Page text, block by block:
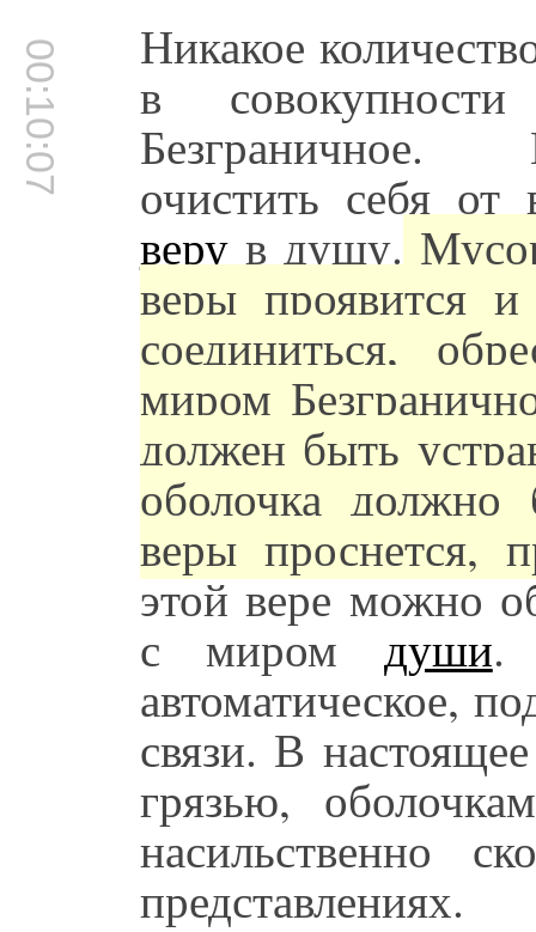
00:10:07 Никакое
в
Безграничное.
очистить себя от
верув душу.
веры проявится
соединиться,
миром
должен быть
оболочка
веры проснется,
этой вере можно
с миром души.
автоматическое,
связи. В
грязью,
насильственно
представлениях.